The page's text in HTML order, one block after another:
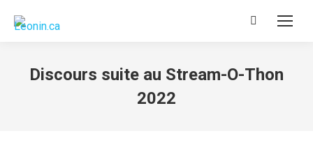
Recherche
Discours suite au Stream-O-Thon
2022